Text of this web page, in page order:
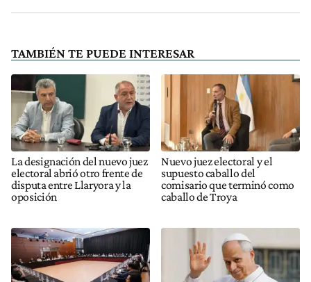
TAMBIÉN TE PUEDE INTERESAR
La designación del nuevo juez
electoral abrió otro frente de
disputa entre Llaryora y la
oposición
Nuevo juez electoral y el
supuesto caballo del
comisario que terminó como
caballo de Troya